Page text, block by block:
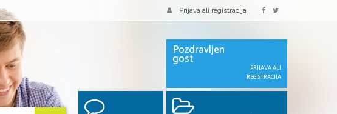
Prijava ali registracija
Pozdravljen
gost
PRIJAVA ALI
REGISTRACIJA